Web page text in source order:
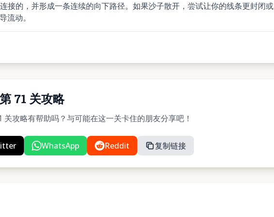
接的，并形成一条连续的向下路径。如果沙子散开，尝试让你的线条更封闭或
流动。
71 关攻略
攻略有帮助吗？与可能在这一关卡住的朋友分享吧！
WhatsApp Reddit 复制链接